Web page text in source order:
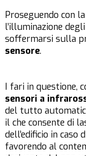
Proseguendo con
l’illuminazione
soffermarsi sulla
sensore.
I fari in questione,
sensori a
del tutto
il che consente di
dell’edificio in caso
favorendo al